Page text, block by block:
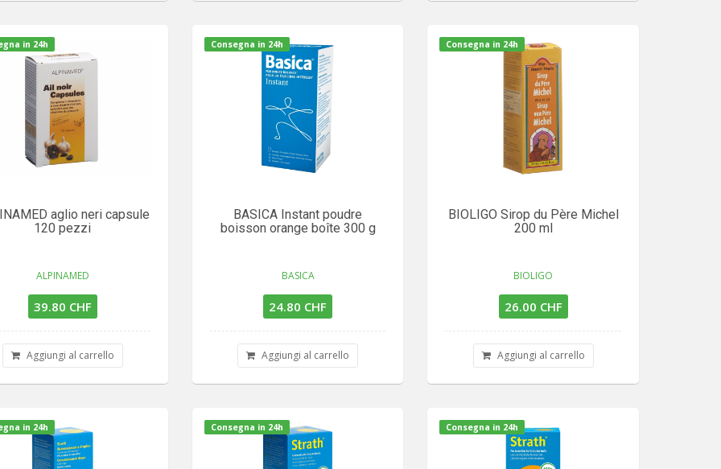
in 24h
aglio neri capsule
120 pezzi
ALPINAMED
39.80 CHF
Aggiungi al carrello
Consegna in 24h
BASICA Instant poudre
boisson orange boîte 300 g
BASICA
24.80 CHF
Aggiungi al carrello
Consegna in 24h
BIOLIGO Sirop du Père Michel
200 ml
BIOLIGO
26.00 CHF
Aggiungi al carrello
in 24h Consegna in 24h Consegna in 24h